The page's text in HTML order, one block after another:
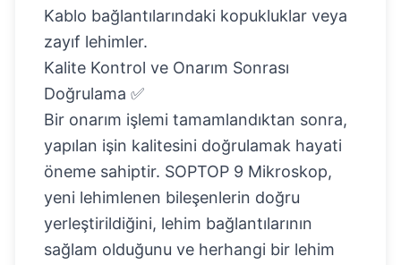
Kablo bağlantılarındaki kopukluklar veya
zayıf lehimler.
Kalite Kontrol ve Onarım Sonrası
Doğrulama ✅
Bir onarım işlemi tamamlandıktan sonra,
yapılan işin kalitesini doğrulamak hayati
öneme sahiptir. SOPTOP 9 Mikroskop,
yeni lehimlenen bileşenlerin doğru
yerleştirildiğini, lehim bağlantılarının
sağlam olduğunu ve herhangi bir lehim